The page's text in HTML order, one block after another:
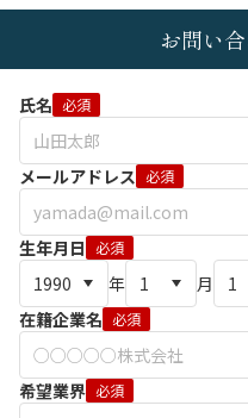
お問い
氏名 必須
メールアドレス 必須
生年月日 必須
年 月
在籍企業名 必須
希望業界 必須